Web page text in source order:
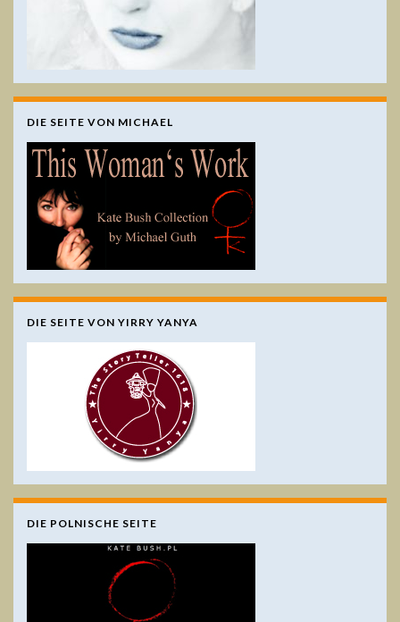
DIE SEITE VON MICHAEL
DIE SEITE VON YIRRY YANYA
DIE POLNISCHE SEITE